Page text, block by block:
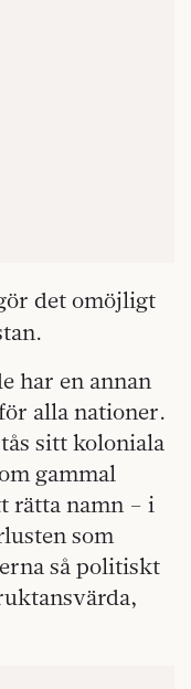
det omöjligt
har en annan
alla nationer.
sitt koloniala
gammal
rätta namn – i
som
så politiskt